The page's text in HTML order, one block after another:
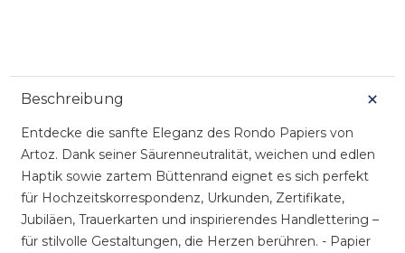
Beschreibung
Entdecke die sanfte Eleganz des Rondo Papiers von
Artoz. Dank seiner Säurenneutralität, weichen und edlen
Haptik sowie zartem Büttenrand eignet es sich perfekt
für Hochzeitskorrespondenz, Urkunden, Zertifikate,
Jubiläen, Trauerkarten und inspirierendes Handlettering –
für stilvolle Gestaltungen, die Herzen berühren. - Papier